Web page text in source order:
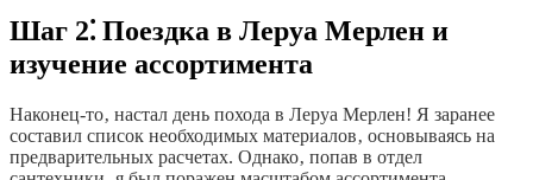
Шаг 2⁚ Поездка в Леруа Мерлен и
изучение ассортимента
Наконец-то‚ настал день похода в Леруа Мерлен! Я заранее
составил список необходимых материалов‚ основываясь на
предварительных расчетах. Однако‚ попав в отдел